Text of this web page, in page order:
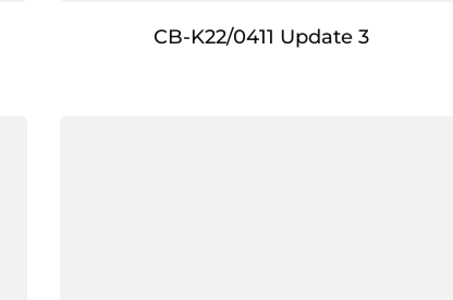
CB-K22/0411 Update 3